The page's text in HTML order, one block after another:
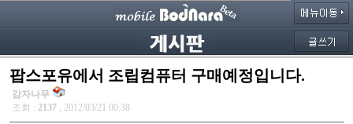
팝스포유에서 조립컴퓨터 구매예정입니다.
감자나무
조회 : 2137 , 2012/03/21 00:38